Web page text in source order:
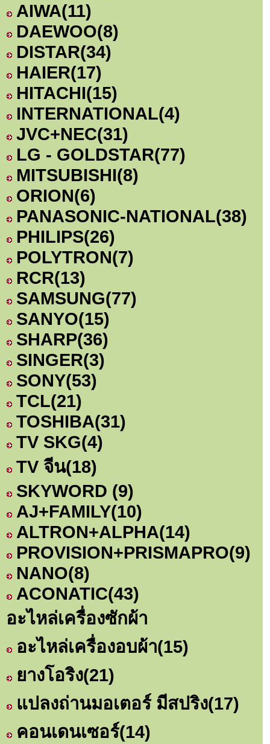
AIWA(11)
DAEWOO(8)
DISTAR(34)
HAIER(17)
HITACHI(15)
INTERNATIONAL(4)
JVC+NEC(31)
LG - GOLDSTAR(77)
MITSUBISHI(8)
ORION(6)
PANASONIC-NATIONAL(38)
PHILIPS(26)
POLYTRON(7)
RCR(13)
SAMSUNG(77)
SANYO(15)
SHARP(36)
SINGER(3)
SONY(53)
TCL(21)
TOSHIBA(31)
TV SKG(4)
TV จีน(18)
SKYWORD (9)
AJ+FAMILY(10)
ALTRON+ALPHA(14)
PROVISION+PRISMAPRO(9)
NANO(8)
ACONATIC(43)
อะไหล่เครื่องซักผ้า
อะไหล่เครื่องอบผ้า(15)
ยางโอริง(21)
แปลงถ่านมอเตอร์ มีสปริง(17)
คอนเดนเซอร์(14)